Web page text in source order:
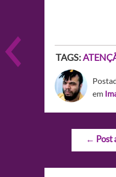
TAGS:
em
Navegação
← Post